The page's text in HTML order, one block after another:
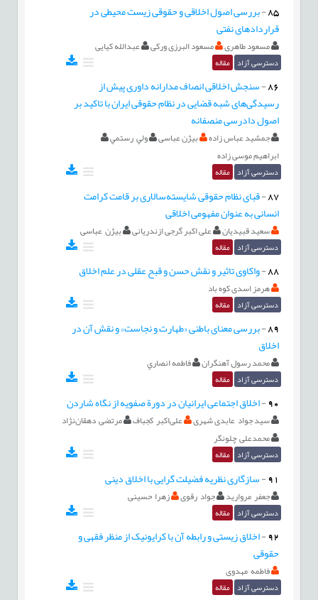
85
-بررسی اصول اخلاقی و حقوقی زیست محیطی در
قراردادهای نفتی
مسعود طاهری مسعود البرزی ورکی عبدالله کیایی
دسترسی آزاد مقاله
86
-سنجش اخلاقی انصاف مدارانه داوری پیش از
رسیدگی‌های شبه قضایی در نظام حقوقی ایران با تاکید بر
اصول دادرسی منصفانه
جمشید عباس زاده بیژن عباسی
ولي رستمي
ابراهیم موسی زاده
دسترسی آزاد مقاله
87
-قبای نظام حقوقی شایسته‌سالاری بر قامت کرامت
انسانی به عنوان مفهومی اخلاقی
سعید قبیدیان علی اکبر گرجی ازندریانی بیژن عباسی
دسترسی آزاد مقاله
88
-واکاوی تاثیر و نقش حسن و قبح عقلی در علم اخلاق
هرمز اسدی کوه باد
دسترسی آزاد مقاله
89
-بررسی معنای باطنی «طهارت و نجاست» و نقش آن در
اخلاق
محمد رسول آهنگران فاطمه انصاري
دسترسی آزاد مقاله
90
-اخلاق اجتماعی ایرانیان در دورة صفویه از نگاه شاردن
سید جواد عابدی شهری علی‌اکبر کجباف مرتضی دهقان‌نژاد
محمدعلی چلونگر
دسترسی آزاد مقاله
91
-سازگاری نظریه فضیلت گرایی با اخلاق دینی
جعفر مروارید جواد رقوی زهرا حسینی
دسترسی آزاد مقاله
92
-اخلاق زیستی و رابطه آن با کرایونیک از منظر فقهی و
حقوقی
فاطمه مهدوی
دسترسی آزاد مقاله